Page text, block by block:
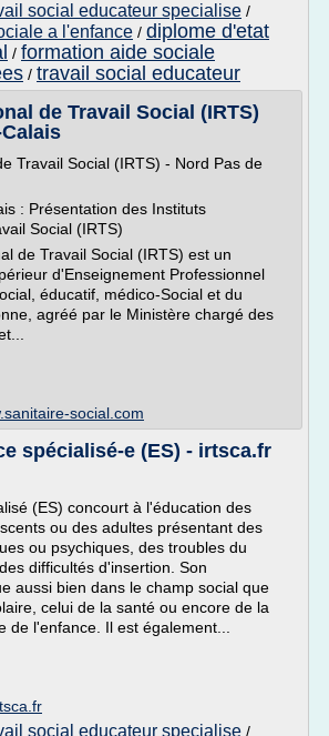
social educateur specialise /
a l'enfance / diplome d'etat
/ formation aide sociale
/ travail social educateur
de Travail Social (IRTS)
Travail Social (IRTS) - Nord Pas de
: Présentation des Instituts
Social (IRTS)
de Travail Social (IRTS) est un
d'Enseignement Professionnel
éducatif, médico-Social et du
agréé par le Ministère chargé des
social.com
spécialisé-e (ES) - irtsca.fr
(ES) concourt à l'éducation des
ou des adultes présentant des
ou psychiques, des troubles du
difficultés d'insertion. Son
aussi bien dans le champ social que
celui de la santé ou encore de la
de l'enfance. Il est également...
social educateur specialise /